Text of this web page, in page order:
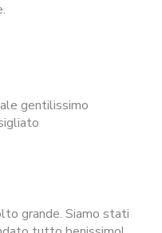
gentilissimo
grande. Siamo stati